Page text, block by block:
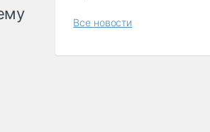
Все новости